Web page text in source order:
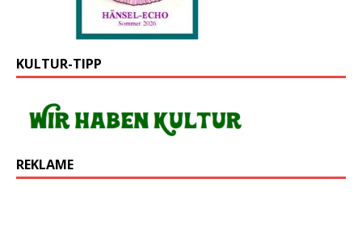
KULTUR-TIPP
REKLAME